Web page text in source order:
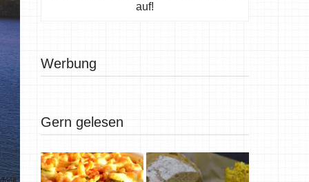
auf!
Werbung
Gern gelesen